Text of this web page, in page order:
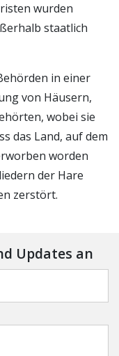
wurden
staatlich
in einer
von Häusern,
wobei sie
das Land, auf dem
worden
der Hare
zerstört.
Updates an